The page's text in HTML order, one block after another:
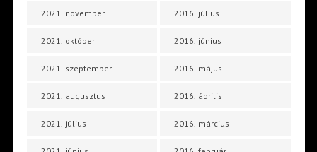
2021. november
2021. október
2021. szeptember
2021. augusztus
2021. július
2016. július
2016. június
2016. május
2016. április
2016. március